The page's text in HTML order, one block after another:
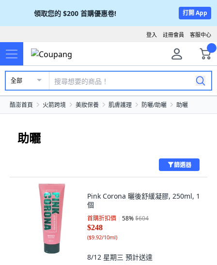
領取您的 $200 首購優惠卷! 打開 App
客服中心
註冊會員
登入
全部
酷澎首頁 火箭跨境 美妝保養 肌膚護理 防曬/助曬 助曬
助曬
篩選器
Pink Corona 曬後舒緩凝膠, 250ml, 1
個
首購折扣價 58%$604
$248
($9.92/10ml)
8/12 星期三 預計送達